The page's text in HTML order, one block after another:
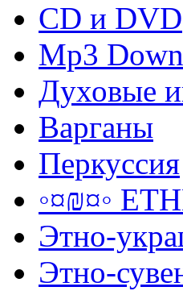
CD и DVD
Mp3
Духовые
Варганы
Перкуссия
◦¤₪¤◦
Этно-
Этно-